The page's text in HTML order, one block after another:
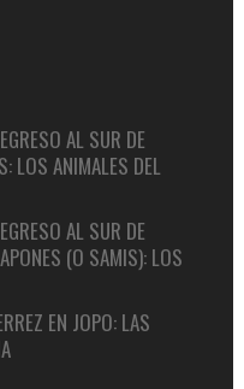
AL SUR DE
LOS ANIMALES DEL
AL SUR DE
(O SAMIS): LOS
EN JOPO: LAS